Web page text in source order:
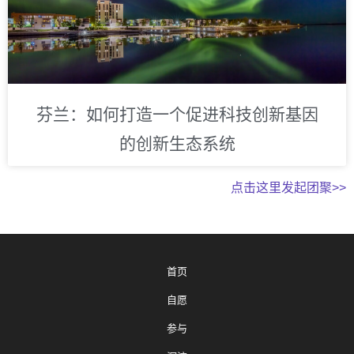
芬兰：如何打造一个促进科技创新基因
的创新生态系统
点击这里发起团聚>>
首页
自愿
参与